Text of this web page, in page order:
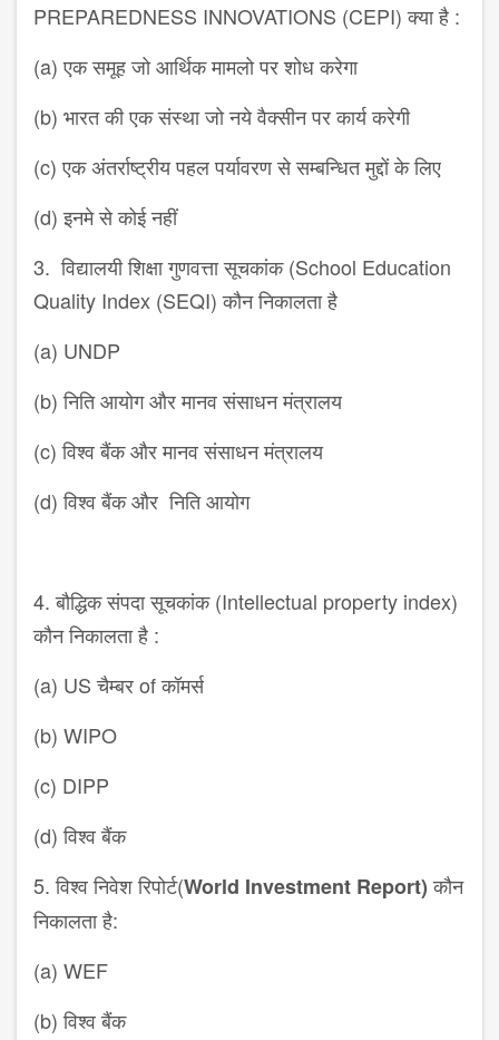
PREPAREDNESS INNOVATIONS (CEPI) क्या है :
(a) एक समूह जो आर्थिक मामलो पर शोध करेगा
(b) भारत की एक संस्था जो नये वैक्सीन पर कार्य करेगी
(c) एक अंतर्राष्ट्रीय पहल पर्यावरण से सम्बन्धित मुद्दों के लिए
(d) इनमे से कोई नहीं
3. विद्यालयी शिक्षा गुणवत्ता सूचकांक (School Education
Quality Index (SEQI) कौन निकालता है
(a) UNDP
(b) निति आयोग और मानव संसाधन मंत्रालय
(c) विश्व बैंक और मानव संसाधन मंत्रालय
(d) विश्व बैंक और निति आयोग
4. बौद्धिक संपदा सूचकांक (Intellectual property index)
कौन निकालता है :
(a) US चैम्बर of कॉमर्स
(b) WIPO
(c) DIPP
(d) विश्व बैंक
5. विश्व निवेश रिपोर्ट(World Investment Report)कौन
निकालता है:
(a) WEF
(b) विश्व बैंक